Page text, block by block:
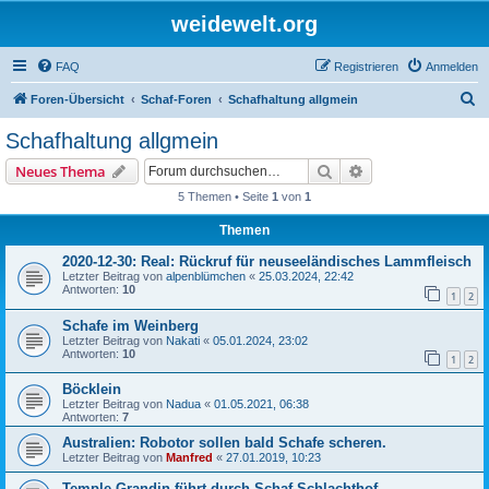
weidewelt.org
FAQ Anmelden
Registrieren
Foren-Übersicht Schaf-Foren Schafhaltung allgmein
Schafhaltung allgmein
Neues Thema Suche
5 Themen • Seite 1 von 1
Themen
2020-12-30: Real: Rückruf für neuseeländisches Lammfleisch
Letzter Beitrag von alpenblümchen « 25.03.2024, 22:42
Antworten: 10 1 2
Schafe im Weinberg
Letzter Beitrag von Nakati « 05.01.2024, 23:02
Antworten: 10 1 2
Böcklein
Letzter Beitrag von Nadua « 01.05.2021, 06:38
Antworten: 7
Australien: Robotor sollen bald Schafe scheren.
Letzter Beitrag von Manfred « 27.01.2019, 10:23